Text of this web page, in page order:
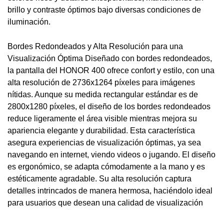
brillo y contraste óptimos bajo diversas condiciones de
iluminación.
Bordes Redondeados y Alta Resolución para una
Visualización Óptima Diseñado con bordes redondeados,
la pantalla del HONOR 400 ofrece confort y estilo, con una
alta resolución de 2736x1264 píxeles para imágenes
nítidas. Aunque su medida rectangular estándar es de
2800x1280 píxeles, el diseño de los bordes redondeados
reduce ligeramente el área visible mientras mejora su
apariencia elegante y durabilidad. Esta característica
asegura experiencias de visualización óptimas, ya sea
navegando en internet, viendo videos o jugando. El diseño
es ergonómico, se adapta cómodamente a la mano y es
estéticamente agradable. Su alta resolución captura
detalles intrincados de manera hermosa, haciéndolo ideal
para usuarios que desean una calidad de visualización